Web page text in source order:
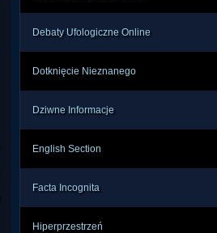
Debaty Ufologiczne Online
Dotknięcie Nieznanego
Dziwne Informacje
English Section
Facta Incognita
Hiperprzestrzeń